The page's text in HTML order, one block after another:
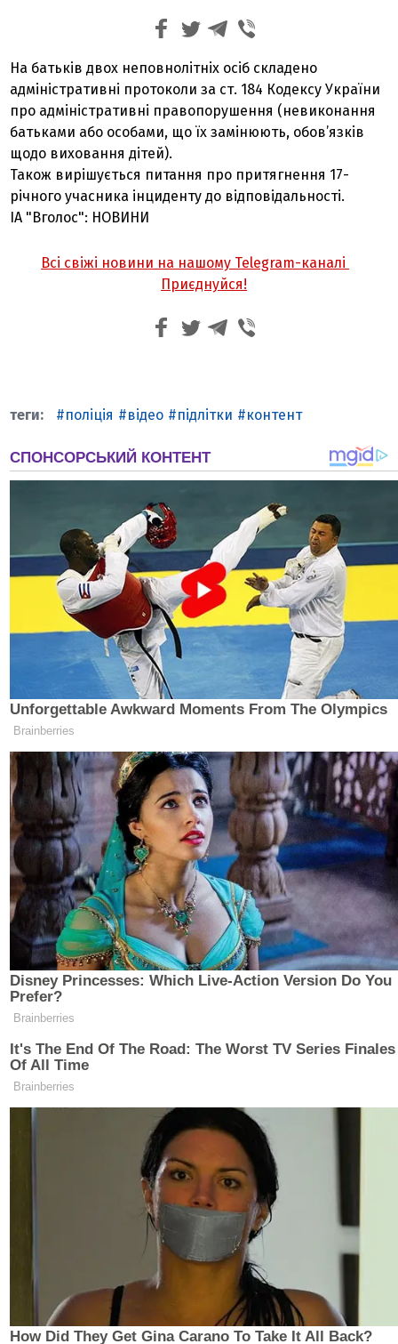
На батьків двох неповнолітніх осіб складено
адміністративні протоколи за ст. 184 Кодексу України
про адміністративні правопорушення (невиконання
батьками або особами, що їх замінюють, обов’язків
щодо виховання дітей).
Також вирішується питання про притягнення 17-
річного учасника інциденту до відповідальності.
ІА "Вголос": НОВИНИ
Всі свіжі новини на нашому Telegram-каналі
Приєднуйся!
поліція відео підлітки контент